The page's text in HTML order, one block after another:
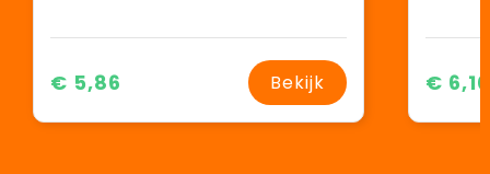
€ 5,86 Bekijk € 6,10